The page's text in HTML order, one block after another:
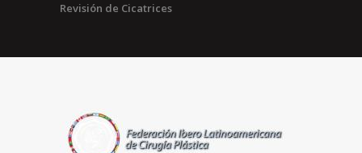
Revisión de Cicatrices